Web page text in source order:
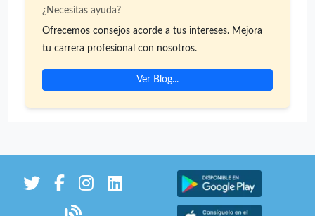
indefinido. Jornada completa de 40 horas semanales de
Lunes a Domingo (se trabaja los fines de semana). Se
trabaja los festivos y luego se recuperan. 2 días libres
inmediata. Parking en el propio Restaurante
¿Necesitas ayuda?
Ofrecemos consejos acorde a tus intereses. Mejora
tu carrera profesional con nosotros.
Ver Blog...